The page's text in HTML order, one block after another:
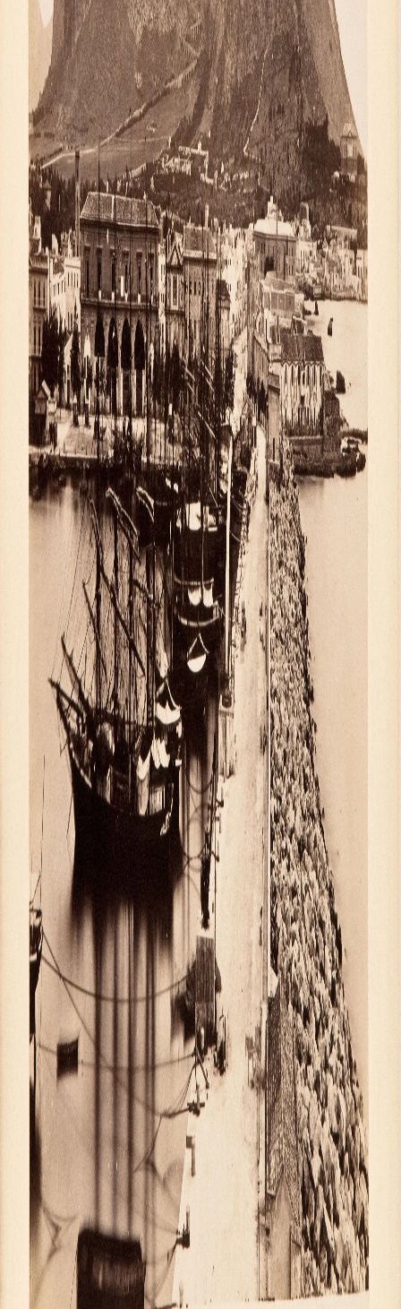
Социально-культурные проекты
Для СМИ
О Музее
О музее
Генеральный директор
Дирекция
Дворцы и сады
Михайловский дворец
Корпус Бенуа
Михайловский (Инженерный) замок
Мраморный дворец
Строгановский дворец
Домик Петра I
Летний дворец Петра I
Летний сад
Михайловский сад
Западный павильон Михайловского
Восточный павильон Михайловского
Филиал в Кемерово
Клуб Друзей Русского музея
Партнеры и спонсоры
Культурно-просветительские и
Ассоциация художественных музеев
Локальные нормативные акты
Уставные документы
Закупки
Результаты проведения специальной
Аренда
Противодействие терроризму
Противодействие коррупции
Страницы памяти
Коллекции
Древнерусское искусство
Живопись XVIII – первой половины XIX вв.
Живопись второй половины XIX века -
Скульптура XVIII – начала XX вв.
Скульптура XX – XXI вв.
Нумизматика
Гравюра
Рисунок
Декоративно-прикладное искусство
Народное искусство
Искусство новейших течений
Архив изображений
Современная фотография
Дар Петера и Ирене Людвиг
Образование и наука
Молодёжный совет
Каталоги и альбомы